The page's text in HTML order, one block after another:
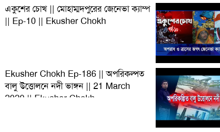
একুশের চোখ || মোহাম্মদপুরের জেনেভা ক্যাম্প
|| Ep-10 || Ekusher Chokh
Ekusher Chokh Ep-186 || অপরিকল্পত
বালু উত্তোলনে নদী ভাঙ্গন || 21 March
2020 || Ekusher Chokh